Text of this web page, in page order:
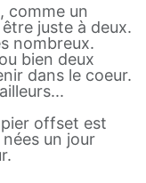
comme un
juste à deux.
nombreux.
bien deux
dans le coeur.
offset est
un jour